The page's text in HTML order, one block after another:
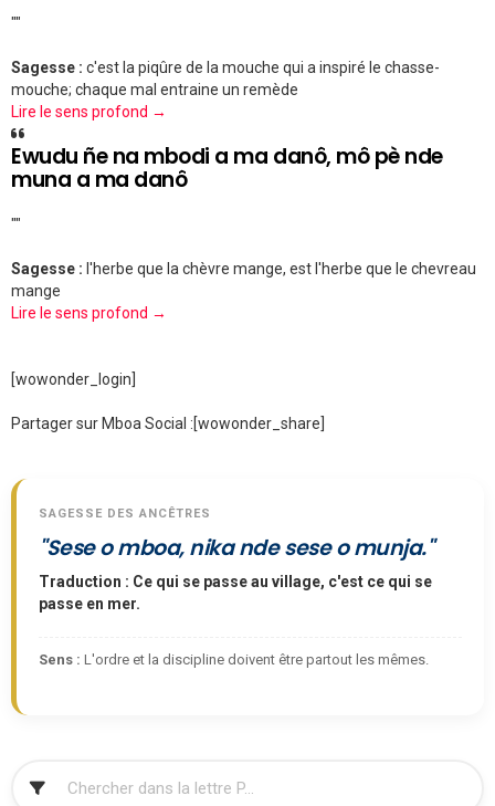
""
Sagesse : c'est la piqûre de la mouche qui a inspiré le chasse-
mouche; chaque mal entraine un remède
Lire le sens profond →
Ewudu ñe na mbodi a ma danô, mô pè nde
muna a ma danô
""
Sagesse : l'herbe que la chèvre mange, est l'herbe que le chevreau
mange
Lire le sens profond →
[wowonder_login]
Partager sur Mboa Social :[wowonder_share]
SAGESSE DES ANCÊTRES
"Sese o mboa, nika nde sese o munja."
Traduction : Ce qui se passe au village, c'est ce qui se
passe en mer.
Sens : L'ordre et la discipline doivent être partout les mêmes.